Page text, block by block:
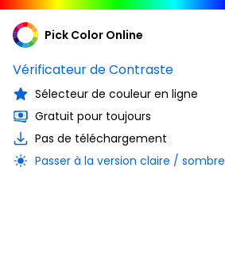
Pick Color Online
Vérificateur de Contraste
Sélecteur de couleur en ligne
Gratuit pour toujours
Pas de téléchargement
Passer à la version claire / sombre